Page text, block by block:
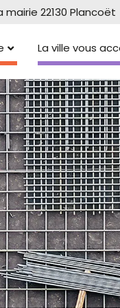
22130 Plancoët
La ville vous